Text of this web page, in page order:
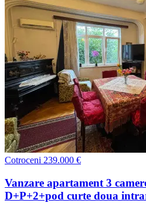
Cotroceni 239.000 €
Vanzare apartament 3
D+P+2+pod curte doua